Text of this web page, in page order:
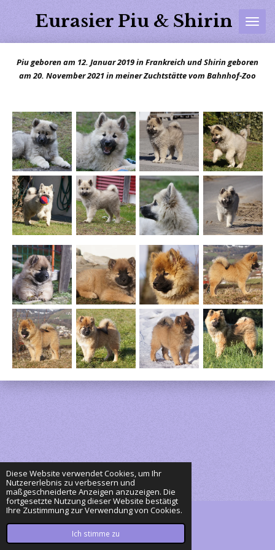
Diese Website verwendet Cookies, um Ihr
Nutzererlebnis zu verbessern und
maßgeschneiderte Anzeigen anzuzeigen. Die
fortgesetzte Nutzung dieser Website bestätigt
Ihre Zustimmung zur Verwendung von Cookies.
Ich stimme zu
HauptinhaltEurasier Piu & Shirin
Piu geboren am 12. Januar 2019 in Frankreich und Shirin geboren
am 20. November 2021 in meiner Zuchtstätte vom Bahnhof-Zoo
Mit Unterstützung von Webador